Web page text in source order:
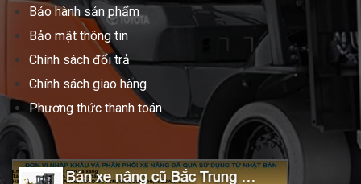
Bảo hành sản phẩm
Bảo mật thông tin
Chính sách đổi trả
Chính sách giao hàng
Phương thức thanh toán